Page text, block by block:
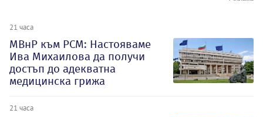
21 часа
МВнР към РСМ: Настояваме
Ива Михаилова да получи
достъп до адекватна
медицинска грижа
21 часа